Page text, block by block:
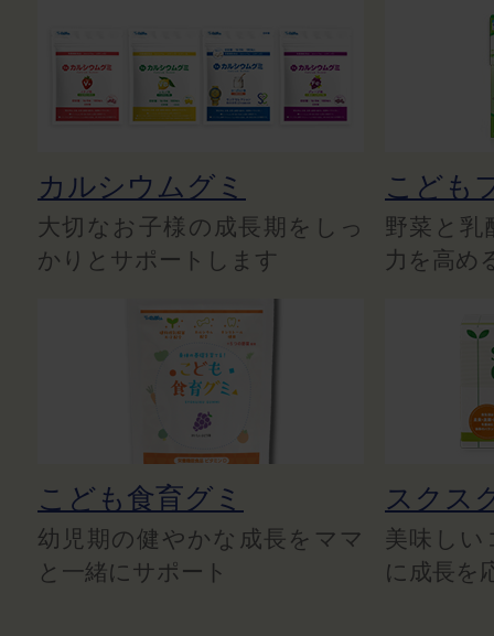
カルシウムグミ
大切なお子様の成長期をしっ
かりとサポートします
こども
野菜と乳
力を高め
こども食育グミ
幼児期の健やかな成長をママ
と一緒にサポート
スクス
美味しい
に成長を